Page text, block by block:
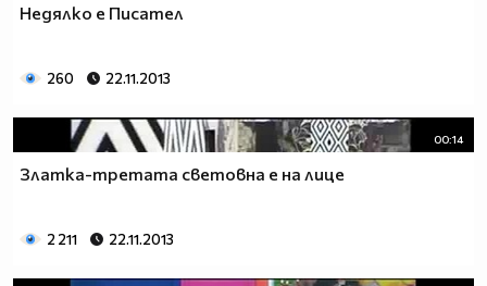
Недялко е Писател
260 22.11.2013
00:14
Златка-третата световна е на лице
2 211 22.11.2013